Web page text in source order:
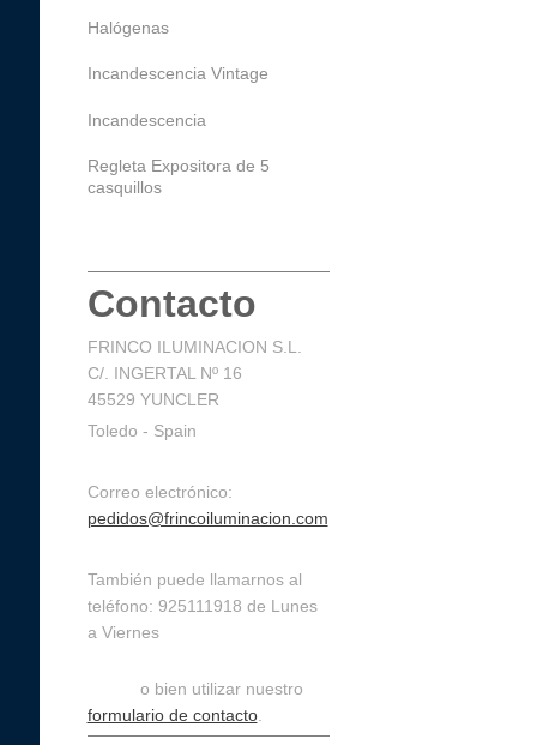
Halógenas
Incandescencia Vintage
Incandescencia
Regleta Expositora de 5
casquillos
Contacto
FRINCO ILUMINACION S.L.
C/. INGERTAL Nº 16
45529 YUNCLER
Toledo - Spain
Correo electrónico:
pedidos@frincoiluminacion.com
También puede llamarnos al
teléfono: 925111918 de Lunes
a Viernes
o bien utilizar nuestro
formulario de contacto.